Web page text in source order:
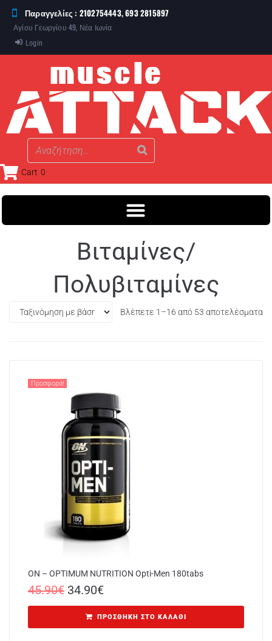
Παραγγελίες : 2102754443, 693 2815897
Αγίου Γεωργίου 49, Νέα Ιωνία
Login
Cart 0
Βιταμίνες/
Πολυβιταμίνες
Βλέπετε 1–16 από 53 αποτελέσματα
Προσφορά!
ON – OPTIMUM NUTRITION Opti-Men 180tabs
45.90€ 34.90€
ΠΡΟΣΘΉΚΗ ΣΤΟ ΚΑΛΆΘΙ